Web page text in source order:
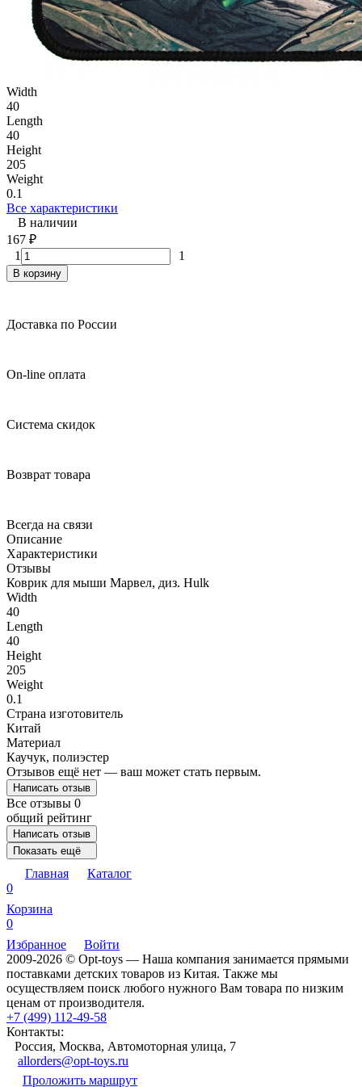
Width
40
Length
40
Height
205
Weight
0.1
Все характеристики
В наличии
167 ₽
1
1
В корзину
Доставка по России
On-line оплата
Система скидок
Возврат товара
Всегда на связи
Описание
Характеристики
Отзывы
Коврик для мыши Марвел, диз. Hulk
Width
40
Length
40
Height
205
Weight
0.1
Страна изготовитель
Китай
Материал
Каучук, полиэстер
Отзывов ещё нет — ваш может стать первым.
Написать отзыв
Все отзывы 0
общий рейтинг
Написать отзыв
Показать ещё
Главная
Каталог
0
Корзина
0
Избранное
Войти
2009-2026 © Opt-toys — Наша компания занимается прямыми
поставками детских товаров из Китая. Также мы
осуществляем поиск любого нужного Вам товара по низким
ценам от производителя.
+7 (499) 112-49-58
Контакты:
Россия, Москва, Автомоторная улица, 7
allorders@opt-toys.ru
Проложить маршрут